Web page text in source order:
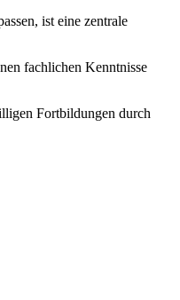
ist eine zentrale
fachlichen Kenntnisse
Fortbildungen durch